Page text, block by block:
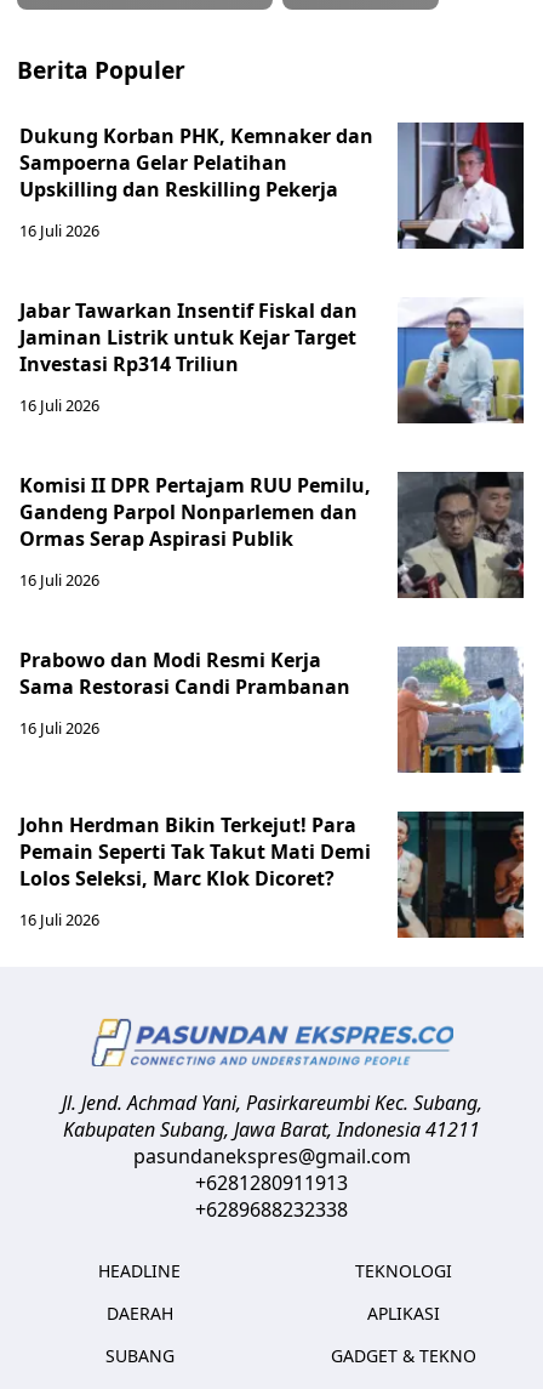
Berita Populer
Dukung Korban PHK, Kemnaker dan
Sampoerna Gelar Pelatihan
Upskilling dan Reskilling Pekerja
16 Juli 2026
Jabar Tawarkan Insentif Fiskal dan
Jaminan Listrik untuk Kejar Target
Investasi Rp314 Triliun
16 Juli 2026
Komisi II DPR Pertajam RUU Pemilu,
Gandeng Parpol Nonparlemen dan
Ormas Serap Aspirasi Publik
16 Juli 2026
Prabowo dan Modi Resmi Kerja
Sama Restorasi Candi Prambanan
16 Juli 2026
John Herdman Bikin Terkejut! Para
Pemain Seperti Tak Takut Mati Demi
Lolos Seleksi, Marc Klok Dicoret?
16 Juli 2026
Jl. Jend. Achmad Yani, Pasirkareumbi Kec. Subang,
Kabupaten Subang, Jawa Barat,Indonesia41211
pasundanekspres@gmail.com
+6281280911913
+6289688232338
HEADLINE
DAERAH
SUBANG
TEKNOLOGI
APLIKASI
GADGET & TEKNO